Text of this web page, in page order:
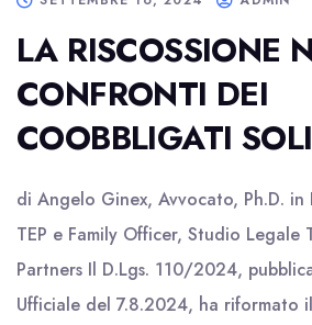
LA RISCOSSIONE
CONFRONTI DEI
COOBBLIGATI
di Angelo Ginex, Avvocato, Ph.D.
TEP e Family Officer, Studio Legale
Partners Il D.Lgs. 110/2024,
Ufficiale del 7.8.2024, ha riformato